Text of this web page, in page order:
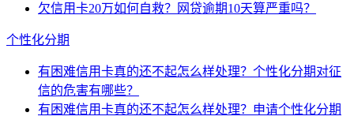
欠信用卡20万如何自救？网贷逾期10天算严重吗？
个性化分期
有困难信用卡真的还不起怎么样处理？个性化分期对征
信的危害有哪些？
有困难信用卡真的还不起怎么样处理？申请个性化分期